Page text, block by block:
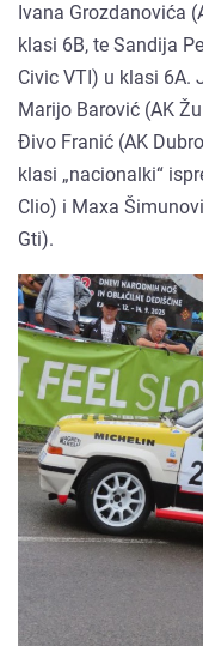
Ivana Grozdanovića
klasi 6B, te Sandija
Civic VTI) u klasi 6A.
Marijo Barović (AK
Đivo Franić (AK
klasi „nacionalki“
Clio) i Maxa
Gti).